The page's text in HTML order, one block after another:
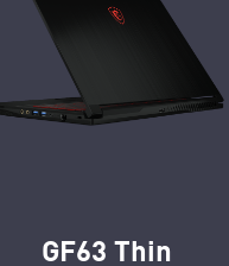
GF63 Thin